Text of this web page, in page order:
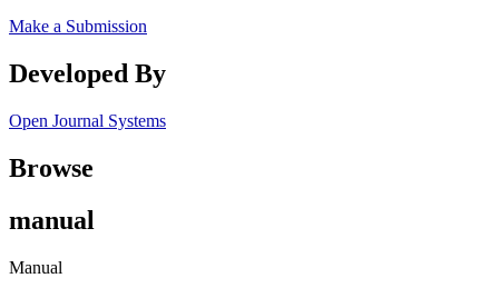
Make a Submission
Developed By
Open Journal Systems
Browse
manual
Manual